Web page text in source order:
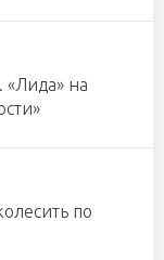
«Лида» на
по